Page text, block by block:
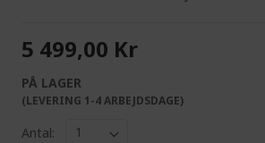
5 499,00 Kr
PÅ LAGER
(LEVERING 1-4 ARBEJDSDAGE)
Antal: